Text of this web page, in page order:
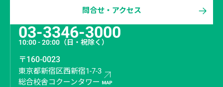
問合せ・アクセス
03-3346-3000
10:00 - 20:00 （日・祝除く）
〒160-0023
東京都新宿区西新宿1-7-3
総合校舎コクーンタワー